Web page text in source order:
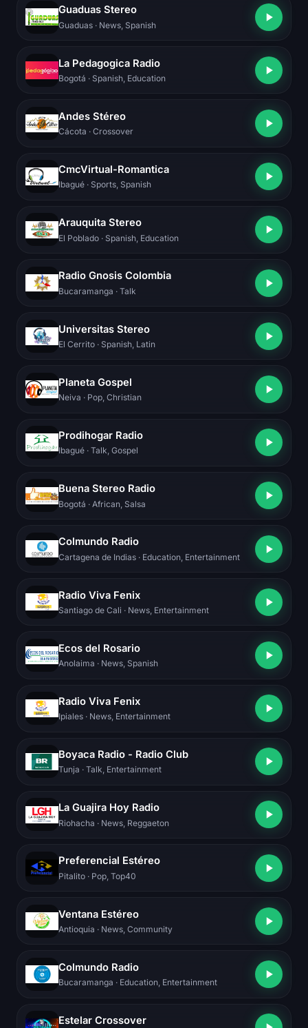
Guaduas Stereo
Guaduas · News, Spanish
La Pedagogica Radio
Bogotá · Spanish, Education
Andes Stéreo
Cácota · Crossover
CmcVirtual-Romantica
Ibagué · Sports, Spanish
Arauquita Stereo
El Poblado · Spanish, Education
Radio Gnosis Colombia
Bucaramanga · Talk
Universitas Stereo
El Cerrito · Spanish, Latin
Planeta Gospel
Neiva · Pop, Christian
Prodihogar Radio
Ibagué · Talk, Gospel
Buena Stereo Radio
Bogotá · African, Salsa
Colmundo Radio
Cartagena de Indias · Education, Entertainment
Radio Viva Fenix
Santiago de Cali · News, Entertainment
Ecos del Rosario
Anolaima · News, Spanish
Radio Viva Fenix
Ipiales · News, Entertainment
Boyaca Radio - Radio Club
Tunja · Talk, Entertainment
La Guajira Hoy Radio
Riohacha · News, Reggaeton
Preferencial Estéreo
Pitalito · Pop, Top40
Ventana Estéreo
Antioquia · News, Community
Colmundo Radio
Bucaramanga · Education, Entertainment
Estelar Crossover